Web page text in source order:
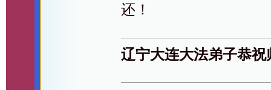
还！
辽宁大连大法弟子恭